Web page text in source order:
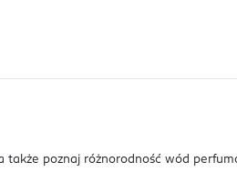
także poznaj różnorodność wód